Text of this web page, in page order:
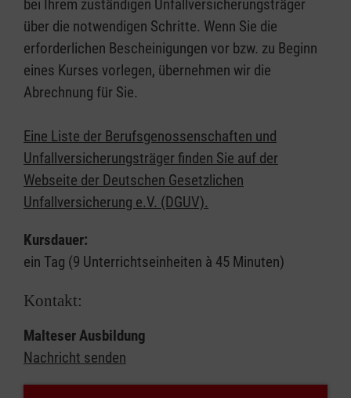
bei Ihrem zuständigen Unfallversicherungsträger
über die notwendigen Schritte. Wenn Sie die
erforderlichen Bescheinigungen vor bzw. zu Beginn
eines Kurses vorlegen, übernehmen wir die
Abrechnung für Sie.
Eine Liste der Berufsgenossenschaften und
Unfallversicherungsträger finden Sie auf der
Webseite der Deutschen Gesetzlichen
Unfallversicherung e.V. (DGUV).
Kursdauer:
ein Tag (9 Unterrichtseinheiten à 45 Minuten)
Kontakt:
Malteser Ausbildung
Nachricht senden